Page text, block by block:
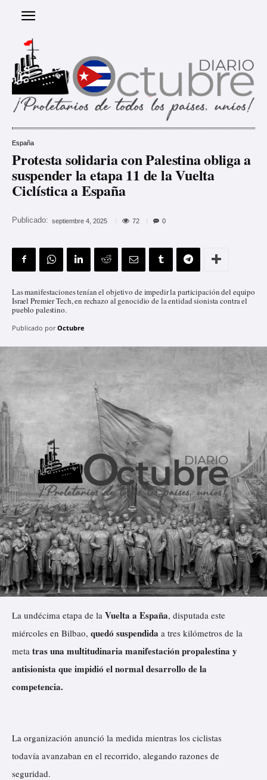
España
Protesta solidaria con Palestina obliga a
suspender la etapa 11 de la Vuelta
Ciclística a España
Publicado: septiembre 4, 2025 72 0
Las manifestaciones tenían el objetivo de impedir la participación del equipo
Israel Premier Tech, en rechazo al genocidio de la entidad sionista contra el
pueblo palestino.
Publicado por Octubre
La undécima etapa de la Vuelta a España, disputada este
miércoles en Bilbao, quedó suspendida a tres kilómetros de la
meta tras una multitudinaria manifestación propalestina y
antisionista que impidió el normal desarrollo de la
competencia.
La organización anunció la medida mientras los ciclistas
todavía avanzaban en el recorrido, alegando razones de
seguridad.